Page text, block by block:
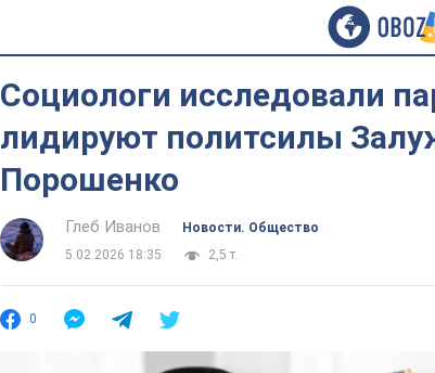
Социологи исследовали
лидируют политсилы
Порошенко
Глеб Иванов
Новости. Общество
5.02.2026 18:35
2,5 т.
0